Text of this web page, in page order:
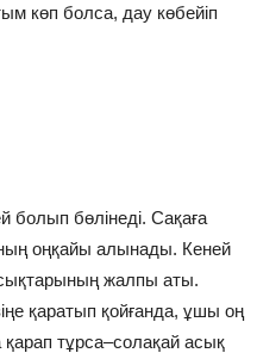
көп болса, дау көбейіп
болып бөлінеді. Сақаға
оңқайы алынады. Кеней
жалпы аты.
қаратып қойғанда, ұшы оң
қарап тұрса–солақай асық